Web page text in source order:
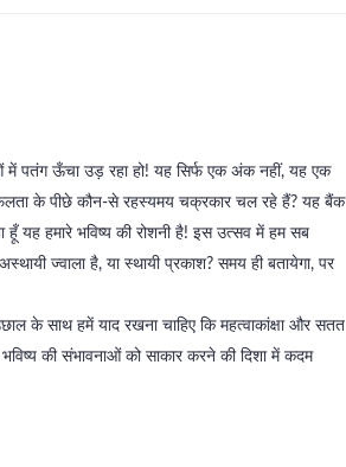
में पतंग ऊँचा उड़ रहा हो! यह सिर्फ एक अंक नहीं, यह एक
के पीछे कौन-से रहस्यमय चक्रकार चल रहे हैं? यह बैंक
हूँ यह हमारे भविष्य की रोशनी है! इस उत्सव में हम सब
ज्वाला है, या स्थायी प्रकाश? समय ही बतायेगा, पर
के साथ हमें याद रखना चाहिए कि महत्वाकांक्षा और सतत
की संभावनाओं को साकार करने की दिशा में कदम